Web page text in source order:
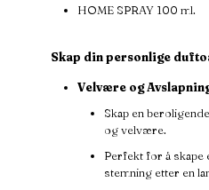
HOME SPRAY 100 ml.
Skap din personlige
Velvære og
Skap en
og velvære.
Perfekt for å skape
stemning etter en